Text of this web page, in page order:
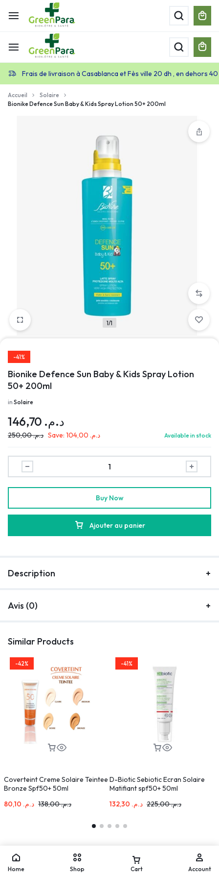
Frais de livraison à Casablanca et Fès ville 20 dh , en dehors
Accueil
Solaire
Bionike Defence Sun Baby & Kids Spray Lotion 50+ 200ml
1/1
-41%
Bionike Defence Sun Baby & Kids Spray Lotion
50+ 200ml
in Solaire
د.م.
د.م.250,00 Save: د.م. Available in stock
Ajouter au panier
Buy Now
Description
Avis (0)
Similar Products
-42%
Coverteint Creme Solaire Teintee
Bronze Spf50+ 50ml
د.م.
د.م.138,00
-41%
D-Biotic Sebiotic Ecran Solaire
Matifiant spf50+ 50ml
د.م.
د.م.225,00
Home Shop Cart Account